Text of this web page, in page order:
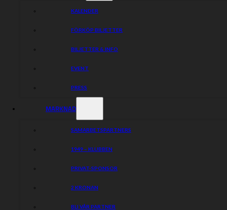
KALENDER
FÖRKÖP BILJETTER
BILJETTER & INFO
EVENT
PRESS
MARKNAD
SAMARBETSPARTNERS
1949 – KLUBBEN
PRIVAT-SPONSOR
2 KRONAN
BLI VÅR PARTNER